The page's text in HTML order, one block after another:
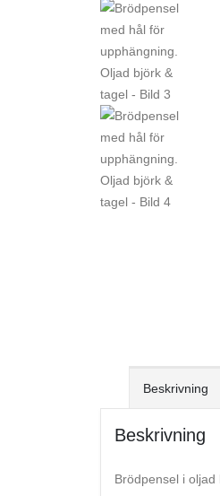
Beskrivning
Beskrivning
Brödpensel i